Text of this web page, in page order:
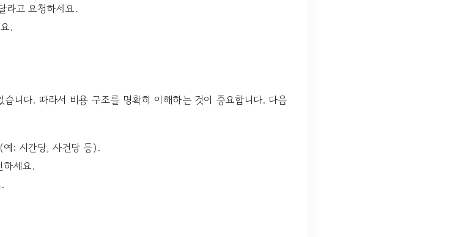
라고 요청하세요.
.
니다. 따라서 비용 구조를 명확히 이해하는 것이 중요합니다. 다음
예: 시간당, 사건당 등).
하세요.